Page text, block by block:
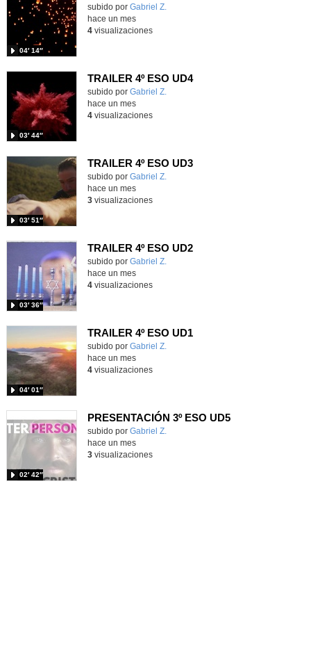
Contenido educativo.
subido por Gabriel Z.
04′ 14″
hace un mes
4visualizaciones
TRAILER 4º ESO UD4
Contenido educativo.
subido por Gabriel Z.
03′ 44″
hace un mes
4visualizaciones
TRAILER 4º ESO UD3
Contenido educativo.
subido por Gabriel Z.
03′ 51″
hace un mes
3visualizaciones
TRAILER 4º ESO UD2
Contenido educativo.
subido por Gabriel Z.
03′ 36″
hace un mes
4visualizaciones
TRAILER 4º ESO UD1
Contenido educativo.
subido por Gabriel Z.
04′ 01″
hace un mes
4visualizaciones
PRESENTACIÓN 3º ESO UD5
Contenido educativo.
subido por Gabriel Z.
02′ 42″
hace un mes
3visualizaciones